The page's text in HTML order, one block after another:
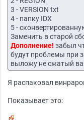
3 - VERSION txt
4 - папку IDX
5 -
Заменить в старой
Дополнение! забыл
будут проблемы при
выложу не сжатый
Я распаковал
Показывает это: